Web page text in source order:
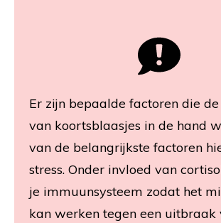
Er zijn bepaalde factoren die
van koortsblaasjes in de hand
van de belangrijkste factoren
stress. Onder invloed van
je immuunsysteem zodat het
kan werken tegen een uitbraak